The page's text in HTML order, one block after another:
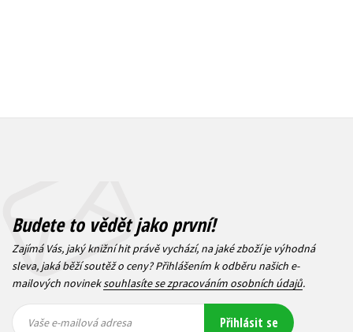
Budete to vědět jako první!
Zajímá Vás, jaký knižní hit právě vychází, na jaké zboží je výhodná
sleva, jaká běží soutěž o ceny? Přihlášením k odběru našich e-
mailových novineksouhlasíte se zpracováním osobních údajů.
mailová
mailová
Vaše e-mailová adresa Přihlásit se